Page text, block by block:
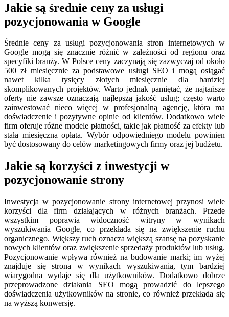
Jakie są średnie ceny za usługi
pozycjonowania w Google
Średnie ceny za usługi pozycjonowania stron internetowych w
Google mogą się znacznie różnić w zależności od regionu oraz
specyfiki branży. W Polsce ceny zaczynają się zazwyczaj od około
500 zł miesięcznie za podstawowe usługi SEO i mogą osiągać
nawet kilka tysięcy złotych miesięcznie dla bardziej
skomplikowanych projektów. Warto jednak pamiętać, że najtańsze
oferty nie zawsze oznaczają najlepszą jakość usług; często warto
zainwestować nieco więcej w profesjonalną agencję, która ma
doświadczenie i pozytywne opinie od klientów. Dodatkowo wiele
firm oferuje różne modele płatności, takie jak płatność za efekty lub
stała miesięczna opłata. Wybór odpowiedniego modelu powinien
być dostosowany do celów marketingowych firmy oraz jej budżetu.
Jakie są korzyści z inwestycji w
pozycjonowanie strony
Inwestycja w pozycjonowanie strony internetowej przynosi wiele
korzyści dla firm działających w różnych branżach. Przede
wszystkim poprawia widoczność witryny w wynikach
wyszukiwania Google, co przekłada się na zwiększenie ruchu
organicznego. Większy ruch oznacza większą szansę na pozyskanie
nowych klientów oraz zwiększenie sprzedaży produktów lub usług.
Pozycjonowanie wpływa również na budowanie marki; im wyżej
znajduje się strona w wynikach wyszukiwania, tym bardziej
wiarygodna wydaje się dla użytkowników. Dodatkowo dobrze
przeprowadzone działania SEO mogą prowadzić do lepszego
doświadczenia użytkowników na stronie, co również przekłada się
na wyższą konwersję.